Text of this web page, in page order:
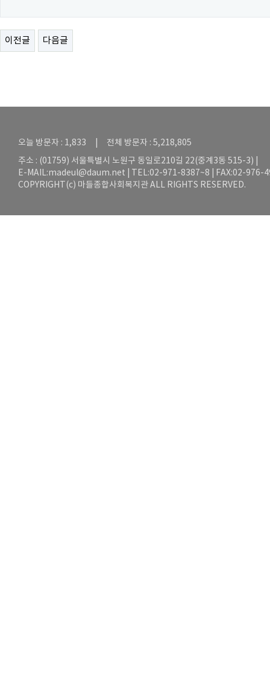
이전글 다음글
오늘 방문자 : 1,833 | 전체 방문자 : 5,218,805
주소 : (01759) 서울특별시 노원구 동일로210길 22(중계3동 515-3) |
E-MAIL:madeul@daum.net | TEL:02-971-8387~8 | FAX:02-976-
COPYRIGHT(c) 마들종합사회복지관 ALL RIGHTS RESERVED.